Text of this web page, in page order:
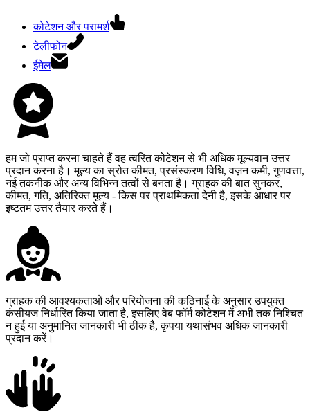
कोटेशन और परामर्श
टेलीफोन
ईमेल
हम जो प्राप्त करना चाहते हैं वह त्वरित कोटेशन से भी अधिक मूल्यवान उत्तर
प्रदान करना है। मूल्य का स्रोत कीमत, प्रसंस्करण विधि, वज़न कमी, गुणवत्ता,
नई तकनीक और अन्य विभिन्न तत्वों से बनता है। ग्राहक की बात सुनकर,
कीमत, गति, अतिरिक्त मूल्य - किस पर प्राथमिकता देनी है, इसके आधार पर
इष्टतम उत्तर तैयार करते हैं।
ग्राहक की आवश्यकताओं और परियोजना की कठिनाई के अनुसार उपयुक्त
कंसीयज निर्धारित किया जाता है, इसलिए वेब फॉर्म कोटेशन में अभी तक निश्चित
न हुई या अनुमानित जानकारी भी ठीक है, कृपया यथासंभव अधिक जानकारी
प्रदान करें।